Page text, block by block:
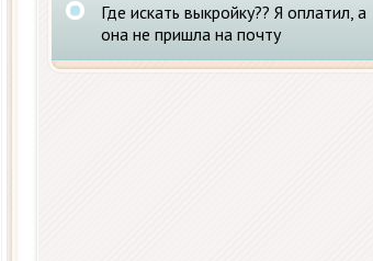
Где искать выкройку?? Я оплатил, а
она не пришла на почту